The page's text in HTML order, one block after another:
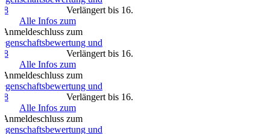
bis 16.
Alle Infos zum
zum
und
bis 16.
Alle Infos zum
zum
und
bis 16.
Alle Infos zum
zum
und